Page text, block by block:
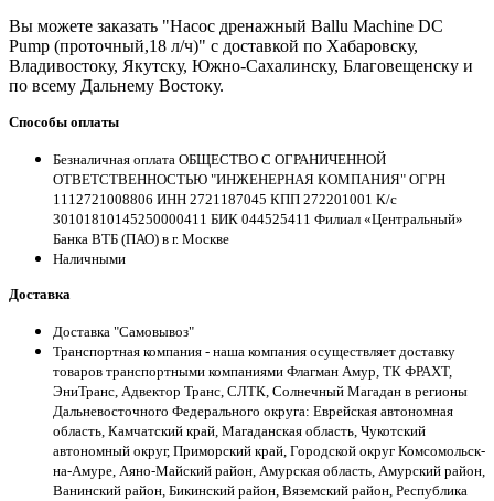
Вы можете заказать "Насос дренажный Ballu Machine DC
Pump (проточный,18 л/ч)" с доставкой по Хабаровску,
Владивостоку, Якутску, Южно-Сахалинску, Благовещенску и
по всему Дальнему Востоку.
Способы оплаты
Безналичная оплата ОБЩЕСТВО С ОГРАНИЧЕННОЙ
ОТВЕТСТВЕННОСТЬЮ "ИНЖЕНЕРНАЯ КОМПАНИЯ" ОГРН
1112721008806 ИНН 2721187045 КПП 272201001 К/с
30101810145250000411 БИК 044525411 Филиал «Центральный»
Банка ВТБ (ПАО) в г. Москве
Наличными
Доставка
Доставка "Самовывоз"
Транспортная компания - наша компания осуществляет доставку
товаров транспортными компаниями Флагман Амур, ТК ФРАХТ,
ЭниТранс, Адвектор Транс, СЛТК, Солнечный Магадан в регионы
Дальневосточного Федерального округа: Еврейская автономная
область, Камчатский край, Магаданская область, Чукотский
автономный округ, Приморский край, Городской округ Комсомольск-
на-Амуре, Аяно-Майский район, Амурская область, Амурский район,
Ванинский район, Бикинский район, Вяземский район, Республика